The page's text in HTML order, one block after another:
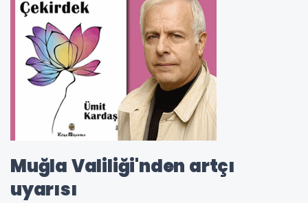
Muğla Valiliği'nden artçı
uyarısı